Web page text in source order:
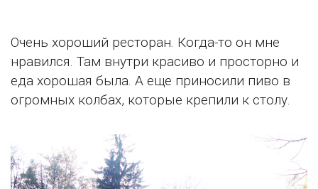
Очень хороший ресторан. Когда-то он мне
нравился. Там внутри красиво и просторно и
еда хорошая была. А еще приносили пиво в
огромных колбах, которые крепили к столу.